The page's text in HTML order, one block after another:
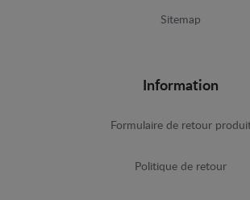
Sitemap
Information
Formulaire de retour
Politique de retour